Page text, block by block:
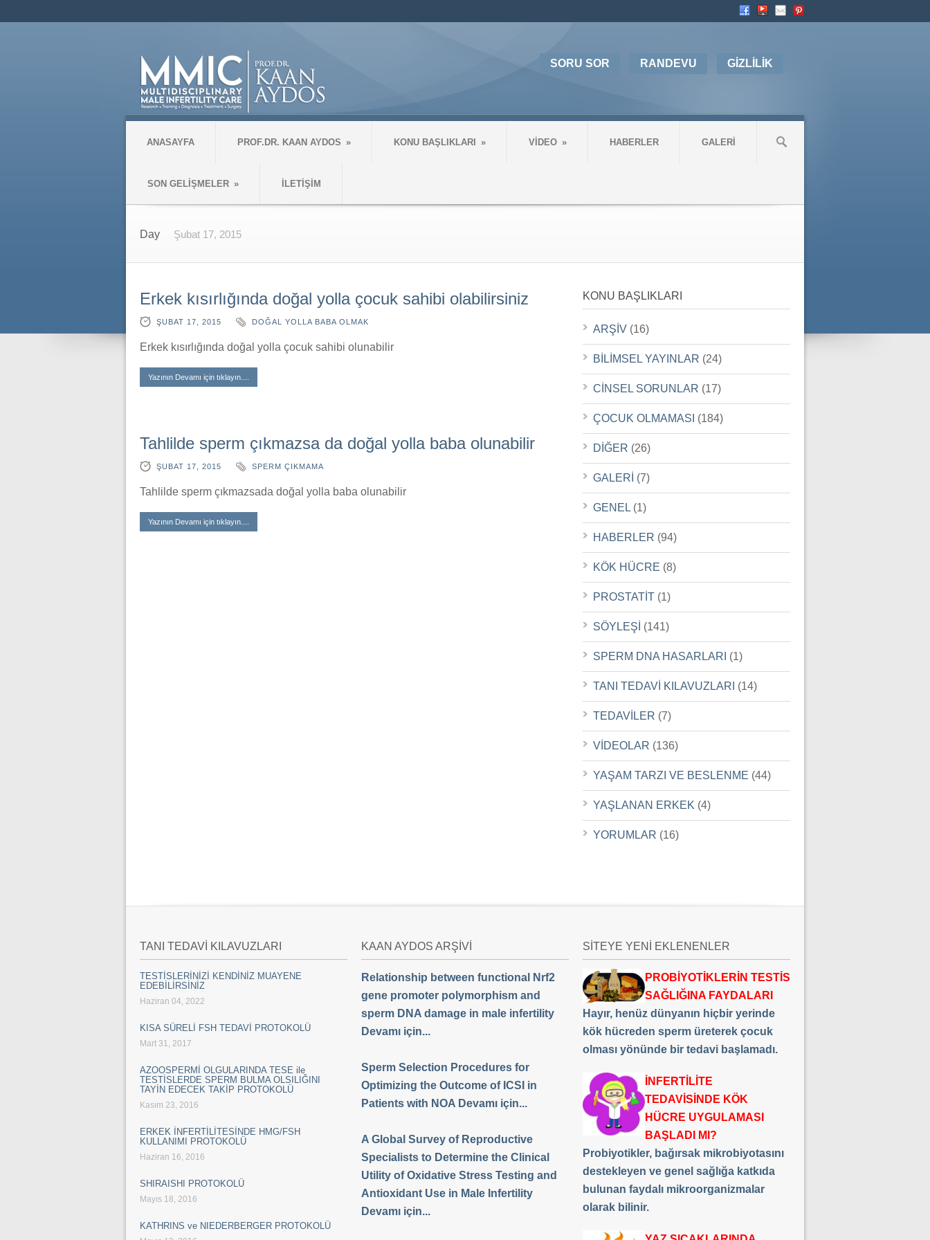
SORU SOR RANDEVU GİZLİLİK
ANASAYFA PROF.DR. KAAN AYDOS » KONU BAŞLIKLARI » VİDEO » HABERLER GALERİ
SON GELİŞMELER » İLETİŞİM
Day Şubat 17, 2015
Erkek kısırlığında doğal yolla çocuk sahibi olabilirsiniz
ŞUBAT 17, 2015 DOĞAL YOLLA BABA OLMAK
Erkek kısırlığında doğal yolla çocuk sahibi olunabilir
Yazının Devamı için tıklayın....
Tahlilde sperm çıkmazsa da doğal yolla baba olunabilir
ŞUBAT 17, 2015 SPERM ÇIKMAMA
Tahlilde sperm çıkmazsada doğal yolla baba olunabilir
Yazının Devamı için tıklayın....
KONU BAŞLIKLARI
ARŞİV (16)
BİLİMSEL YAYINLAR (24)
CİNSEL SORUNLAR (17)
ÇOCUK OLMAMASI (184)
DİĞER (26)
GALERİ (7)
GENEL (1)
HABERLER (94)
KÖK HÜCRE (8)
PROSTATİT (1)
SÖYLEŞİ (141)
SPERM DNA HASARLARI (1)
TANI TEDAVİ KILAVUZLARI (14)
TEDAVİLER (7)
VİDEOLAR (136)
YAŞAM TARZI VE BESLENME (44)
YAŞLANAN ERKEK (4)
YORUMLAR (16)
TANI TEDAVİ KILAVUZLARI
TESTİSLERİNİZİ KENDİNİZ MUAYENE
EDEBİLİRSİNİZ
Haziran 04, 2022
KISA SÜRELİ FSH TEDAVİ PROTOKOLÜ
Mart 31, 2017
AZOOSPERMİ OLGULARINDA TESE ile
TESTİSLERDE SPERM BULMA OLSILIĞINI
TAYİN EDECEK TAKİP PROTOKOLÜ
Kasım 23, 2016
ERKEK İNFERTİLİTESİNDE HMG/FSH
KULLANIMI PROTOKOLÜ
Haziran 16, 2016
SHIRAISHI PROTOKOLÜ
Mayıs 18, 2016
KATHRINS ve NIEDERBERGER PROTOKOLÜ
KAAN AYDOS ARŞİVİ
Relationship between functional Nrf2
gene promoter polymorphism and
sperm DNA damage in male infertility
Devamı için...
Sperm Selection Procedures for
Optimizing the Outcome of ICSI in
Patients with NOA Devamı için...
A Global Survey of Reproductive
Specialists to Determine the Clinical
Utility of Oxidative Stress Testing and
Antioxidant Use in Male Infertility
Devamı için...
SİTEYE YENİ EKLENENLER
PROBİYOTİKLERİN TESTİS
SAĞLIĞINA FAYDALARI
Hayır, henüz dünyanın hiçbir yerinde
kök hücreden sperm üreterek çocuk
olması yönünde bir tedavi başlamadı.
İNFERTİLİTE
TEDAVİSİNDE KÖK
HÜCRE UYGULAMASI
BAŞLADI MI?
Probiyotikler, bağırsak mikrobiyotasını
destekleyen ve genel sağlığa katkıda
bulunan faydalı mikroorganizmalar
olarak bilinir.